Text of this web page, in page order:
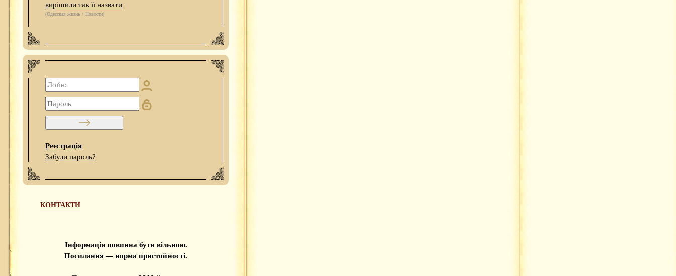
вирішили так її назвати
(Одесская жизнь / Новости)
Реєстрація
Забули пароль?
КОНТАКТИ
Інформація повинна бути вільною.
Посилання — норма пристойності.